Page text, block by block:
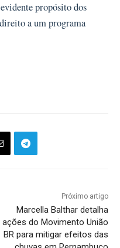
propósito dos
a um programa
Próximo artigo
Marcella Balthar detalha
ações do Movimento União
BR para mitigar efeitos das